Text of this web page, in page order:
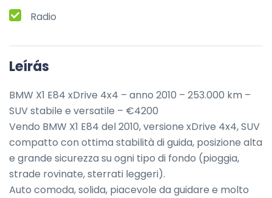
Radio
Leírás
BMW X1 E84 xDrive 4x4 – anno 2010 – 253.000 km –
SUV stabile e versatile – €4200
Vendo BMW X1 E84 del 2010, versione xDrive 4x4, SUV
compatto con ottima stabilità di guida, posizione alta
e grande sicurezza su ogni tipo di fondo (pioggia,
strade rovinate, sterrati leggeri).
Auto comoda, solida, piacevole da guidare e molto